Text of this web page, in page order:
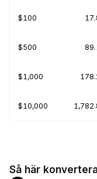
$100
$500
$1,000
$10,000
Så här